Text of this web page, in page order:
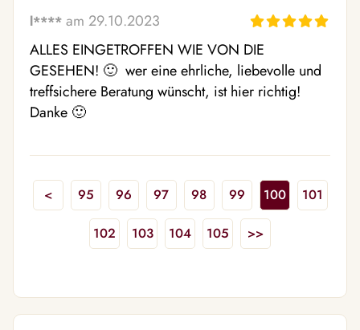
l**** am 29.10.2023
ALLES EINGETROFFEN WIE VON DIE
GESEHEN! 🙂  wer eine ehrliche, liebevolle und
treffsichere Beratung wünscht, ist hier richtig!
Danke 🙂
< 95 96 97 98 99 100 101
102 103 104 105 >>